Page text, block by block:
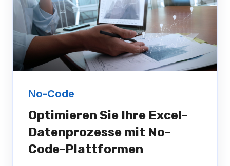
No-Code
Optimieren Sie Ihre Excel-
Datenprozesse mit No-
Code-Plattformen